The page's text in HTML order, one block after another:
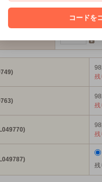
残り2です
残
残
残
残
コードを